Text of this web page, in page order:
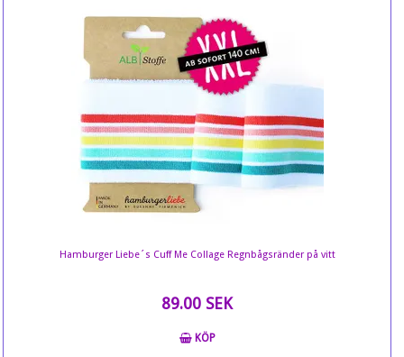
Hamburger Liebe´s Cuff Me Collage Regnbågsränder på vitt
89.00 SEK
KÖP